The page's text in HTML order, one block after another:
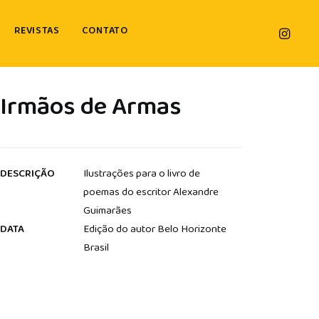
REVISTAS CONTATO
Irmãos de Armas
DESCRIÇÃO Ilustrações para o livro de
poemas do escritor Alexandre
Guimarães
DATA Edição do autor Belo Horizonte
Brasil